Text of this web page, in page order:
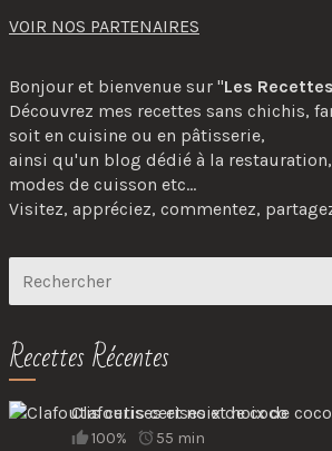
VOIR NOS PARTENAIRES
Bonjour et bienvenue sur "Les
Découvrez mes recettes sans chichis,
soit en cuisine ou en pâtisserie,
ainsi qu'un blog dédié à la
modes de cuisson etc...
Visitez, appréciez, commentez,
Recettes Récentes
Clafoutis cerises et noix de coco
100% 55 min